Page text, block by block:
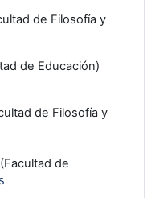
de Filosofía y
de Educación)
de Filosofía y
de